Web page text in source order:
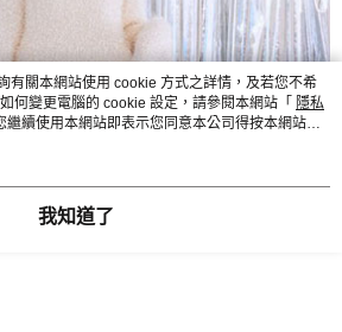
有關本網站使用 cookie 方式之詳情，及若您不希
何變更電腦的 cookie 設定，請參閱本網站「 隱私
繼續使用本網站即表示您同意本公司得按本網站使
。
我知道了